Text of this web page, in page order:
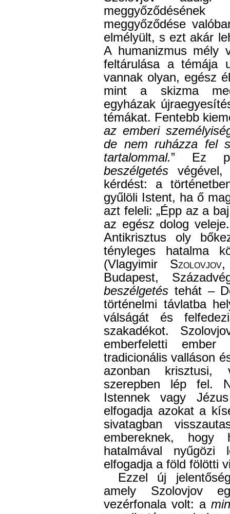
meggyőződése
elmélyült, s ezt akár
A humanizmus mély
feltárulása a témája
vannak olyan, egész
mint a skizma
egyházak
témákat. Fentebb
az emberi
de nem ruházza fel
tartalommal.” Ez
beszélgetés
kérdést: a
gyűlöli Istent, ha ő
azt feleli: „Épp az a
az egész dolog
Antikrisztus oly
tényleges hatalma
(Vlagyimir Szolovjov
Budapest,
beszélgetés tehát –
történelmi távlatba
válságát és
szakadékot.
emberfeletti
tradicionális valláson
azonban krisztusi,
szerepben lép fel.
Istennek vagy
elfogadja azokat a
sivatagban
embereknek,
hatalmával
elfogadja a föld fölötti
Ezzel új
amely Szolovjov
vezérfonala volt: a